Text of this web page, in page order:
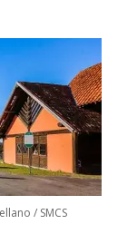
/ SMCS